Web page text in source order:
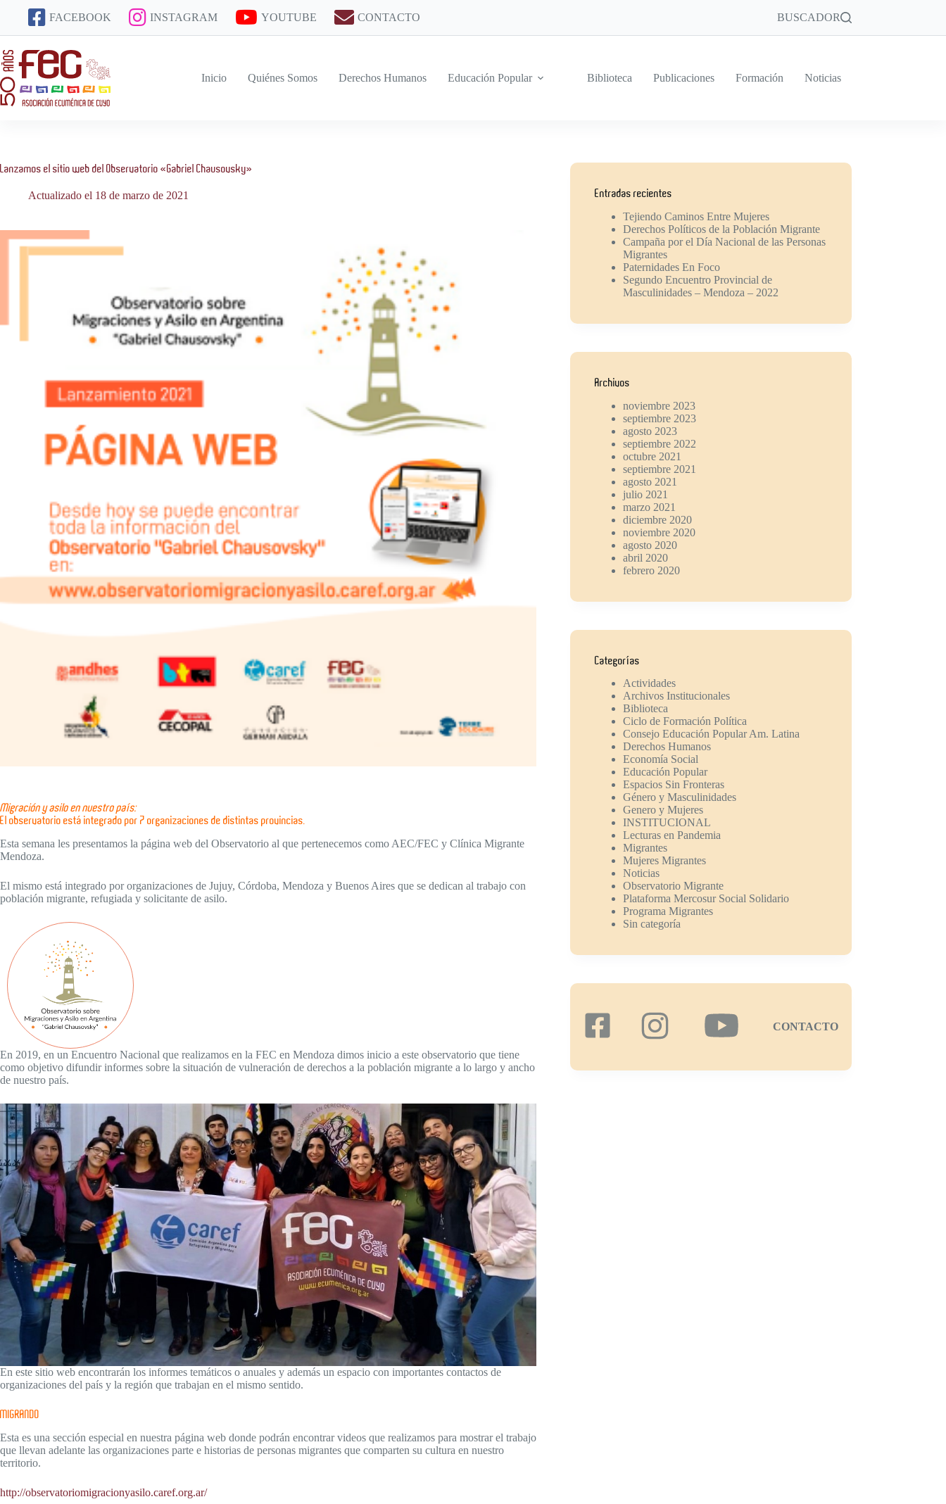
FACEBOOK INSTAGRAM YOUTUBE CONTACTO BUSCADOR
Inicio Quiénes Somos Derechos Humanos Educación Popular Biblioteca Publicaciones Formación Noticias
Lanzamos el sitio web del Observatorio «Gabriel Chausovsky»
Actualizado el 18 de marzo de 2021
Migración y asilo en nuestro país:
El observatorio está integrado por 7 organizaciones de distintas provincias.
Esta semana les presentamos la página web del Observatorio al que pertenecemos como AEC/FEC y Clínica Migrante
Mendoza.
El mismo está integrado por organizaciones de Jujuy, Córdoba, Mendoza y Buenos Aires que se dedican al trabajo con
población migrante, refugiada y solicitante de asilo.
En 2019, en un Encuentro Nacional que realizamos en la FEC en Mendoza dimos inicio a este observatorio que tiene
como objetivo difundir informes sobre la situación de vulneración de derechos a la población migrante a lo largo y ancho
de nuestro país.
En este sitio web encontrarán los informes temáticos o anuales y además un espacio con importantes contactos de
organizaciones del país y la región que trabajan en el mismo sentido.
MIGRANDO
Esta es una sección especial en nuestra página web donde podrán encontrar videos que realizamos para mostrar el trabajo
que llevan adelante las organizaciones parte e historias de personas migrantes que comparten su cultura en nuestro
territorio.
http://observatoriomigracionyasilo.caref.org.ar/
Entradas recientes
Tejiendo Caminos Entre Mujeres
Derechos Políticos de la Población Migrante
Campaña por el Día Nacional de las Personas
Migrantes
Paternidades En Foco
Segundo Encuentro Provincial de
Masculinidades – Mendoza – 2022
Archivos
noviembre 2023
septiembre 2023
agosto 2023
septiembre 2022
octubre 2021
septiembre 2021
agosto 2021
julio 2021
marzo 2021
diciembre 2020
noviembre 2020
agosto 2020
abril 2020
febrero 2020
Categorías
Actividades
Archivos Institucionales
Biblioteca
Ciclo de Formación Política
Consejo Educación Popular Am. Latina
Derechos Humanos
Economía Social
Educación Popular
Espacios Sin Fronteras
Género y Masculinidades
Genero y Mujeres
INSTITUCIONAL
Lecturas en Pandemia
Migrantes
Mujeres Migrantes
Noticias
Observatorio Migrante
Plataforma Mercosur Social Solidario
Programa Migrantes
Sin categoría
CONTACTO